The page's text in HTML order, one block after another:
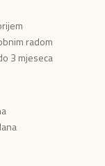
radom
3 mjeseca